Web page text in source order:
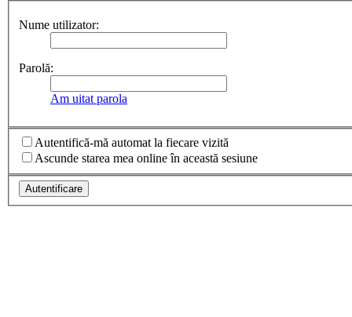
Nume utilizator:
Parolă:
Am uitat parola
Autentifică-mă automat la fiecare vizită
Ascunde starea mea online în această sesiune